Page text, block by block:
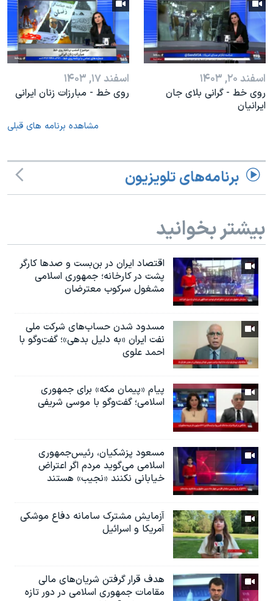
اسفند ۲۰, ۱۴۰۳
روی خط - گرانی بلای جان
ایرانیان
اسفند ۱۷, ۱۴۰۳
روی خط - مبارزات زنان ایرانی
مشاهده برنامه های قبلی
برنامه‌های تلویزیون
بیشتر بخوانید
اقتصاد ایران در بن‌بست و صدها کارگر
پشت در کارخانه؛ جمهوری اسلامی
مشغول سرکوب معترضان
مسدود شدن حساب‌های شرکت ملی
نفت ایران «به دلیل بدهی»؛ گفت‌و‌گو با
احمد علوی
پیام «پیمان مکه» برای جمهوری
اسلامی؛ گفت‌وگو با موسی شریفی
مسعود پزشکیان، رئيس‌جمهوری
اسلامی می‌گوید مردم اگر اعتراض
خیابانی نکنند «نجیب» هستند
آزمایش مشترک سامانه دفاع موشکی
آمریکا و اسرائیل
هدف قرار گرفتن شریان‌های مالی
مقامات جمهوری اسلامی در دور تازه